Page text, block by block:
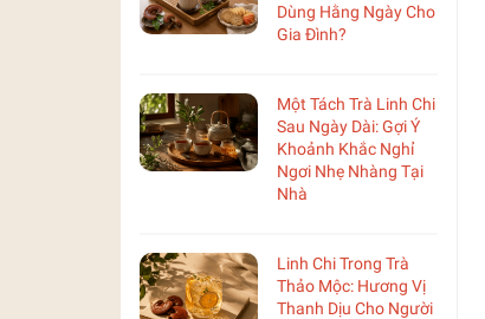
Dùng Hằng Ngày Cho
Gia Đình?
Một Tách Trà Linh Chi
Sau Ngày Dài: Gợi Ý
Khoảnh Khắc Nghỉ
Ngơi Nhẹ Nhàng Tại
Nhà
Linh Chi Trong Trà
Thảo Mộc: Hương Vị
Thanh Dịu Cho Người